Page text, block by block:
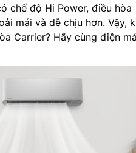
chế độ Hi Power, điều hòa
mái và dễ chịu hơn. Vậy,
Carrier? Hãy cùng điện